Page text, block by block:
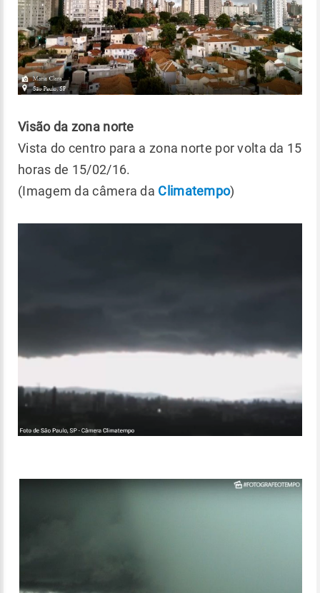
Visão da zona norte
Vista do centro para a zona norte por volta da 15
horas de 15/02/16.
(Imagem da câmera da Climatempo)